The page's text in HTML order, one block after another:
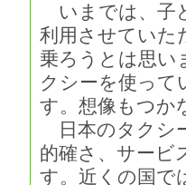
いまでは、子
利用させていた
乗ろうとは思い
クシーを使って
す。想像もつか
日本のタクシ
的確さ、サービ
す。近くの国で